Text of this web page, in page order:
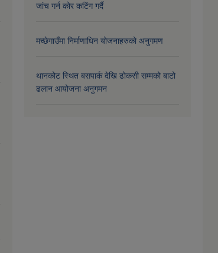
जांच गर्न कोर कटिंग गर्दै
मच्छेगाउँमा निर्माणाधिन योजनाहरुको अनुगमण
थानकोट स्थित बसपार्क देखि ढोकसी सम्मको बाटो
ढलान आयोजना अनुगमन